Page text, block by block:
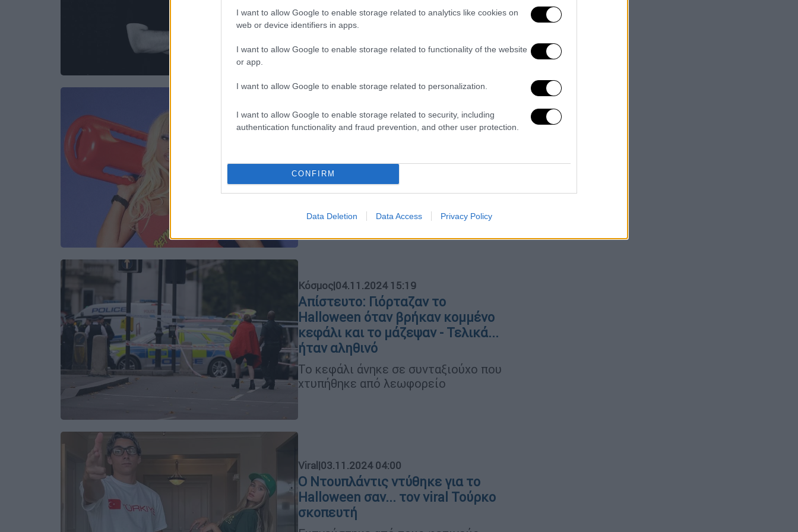
I want to allow Google to enable storage related to analytics like cookies on
web or device identifiers in apps.
I want to allow Google to enable storage related to functionality of the website
or app.
I want to allow Google to enable storage related to personalization.
I want to allow Google to enable storage related to security, including
authentication functionality and fraud prevention, and other user protection.
CONFIRM
Data Deletion Data Access Privacy Policy
ηχογραφήσεις για το πρώτο του
άλμπουμ και σύντομα θ' ανακοινώσει
κάποιες live εμφανίσεις
Lifestyle|05.11.2024 15:25
Η Μπιγιονσέ ντύθηκε Πάμελα
Baywatch
Κόκκινο μαγιό, σφυρίχτρα και
Κόσμος|04.11.2024 15:19
Απίστευτο: Γιόρταζαν το
Halloween όταν βρήκαν κομμένο
κεφάλι και το μάζεψαν - Τελικά...
ήταν αληθινό
Το κεφάλι άνηκε σε συνταξιούχο που
χτυπήθηκε από λεωφορείο
Viral|03.11.2024 04:00
Ο Ντουπλάντις ντύθηκε για το
Halloween σαν... τον viral Τούρκο
σκοπευτή